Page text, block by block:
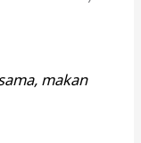
makan